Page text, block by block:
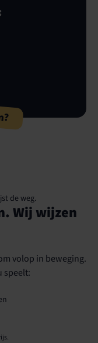
Wij wijzen
volop in beweging.
speelt: